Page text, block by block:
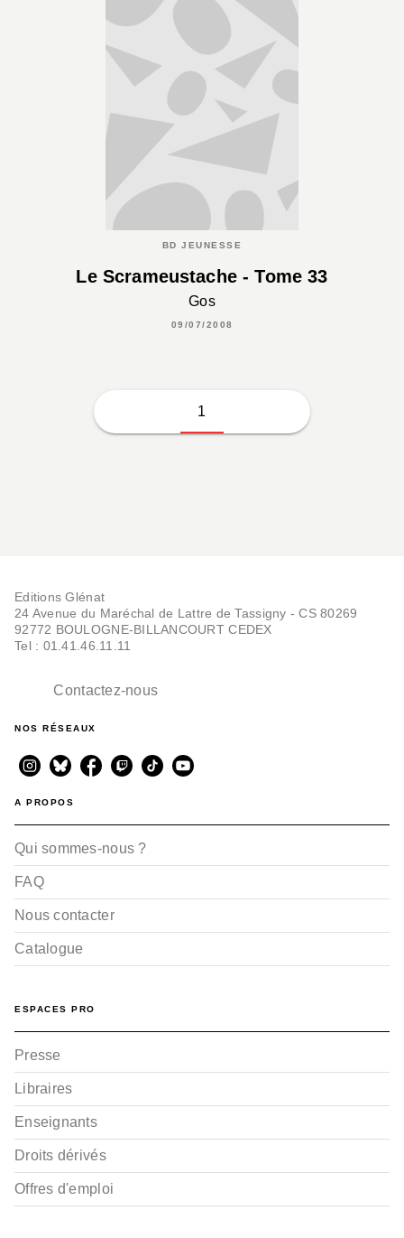
BD JEUNESSE
Le Scrameustache - Tome 33
Gos
09/07/2008
1
Editions Glénat
24 Avenue du Maréchal de Lattre de Tassigny - CS 80269
92772 BOULOGNE-BILLANCOURT CEDEX
Tel : 01.41.46.11.11
Contactez-nous
NOS RÉSEAUX
A PROPOS
Qui sommes-nous ?
FAQ
Nous contacter
Catalogue
ESPACES PRO
Presse
Libraires
Enseignants
Droits dérivés
Offres d'emploi